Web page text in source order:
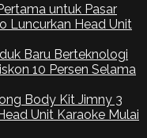
untuk Pasar
Luncurkan Head Unit
Baru Berteknologi
10 Persen Selama
Body Kit Jimny 3
Unit Karaoke Mulai